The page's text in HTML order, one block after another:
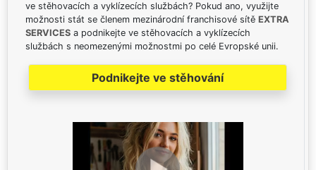
ve stěhovacích a vyklízecích službách? Pokud ano, využijte
možnosti stát se členem mezinárodní franchisové sítě EXTRA
SERVICES a podnikejte ve stěhovacích a vyklízecích
službách s neomezenými možnostmi po celé Evropské unii.
Podnikejte ve stěhování